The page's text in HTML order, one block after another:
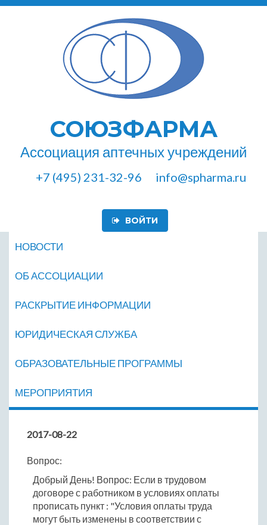
СОЮЗФАРМА
Ассоциация аптечных учреждений
+7 (495) 231-32-96 info@spharma.ru
ВОЙТИ
НОВОСТИ
ОБ АССОЦИАЦИИ
РАСКРЫТИЕ ИНФОРМАЦИИ
ЮРИДИЧЕСКАЯ СЛУЖБА
ОБРАЗОВАТЕЛЬНЫЕ ПРОГРАММЫ
МЕРОПРИЯТИЯ
2017-08-22
Вопрос:
Добрый День! Вопрос: Если в трудовом
договоре с работником в условиях оплаты
прописать пункт : "Условия оплаты труда
могут быть изменены в соответствии с